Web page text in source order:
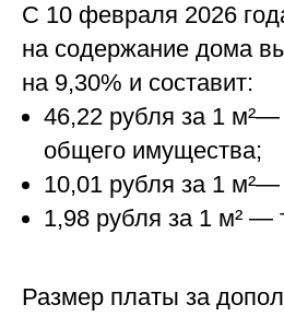
С 10 февраля 2026
на содержание дома
на 9,30% и составит:
46,22 рубля за 1
общего имущества;
10,01 рубля за 1
1,98 рубля за 1 м² —
Размер платы за